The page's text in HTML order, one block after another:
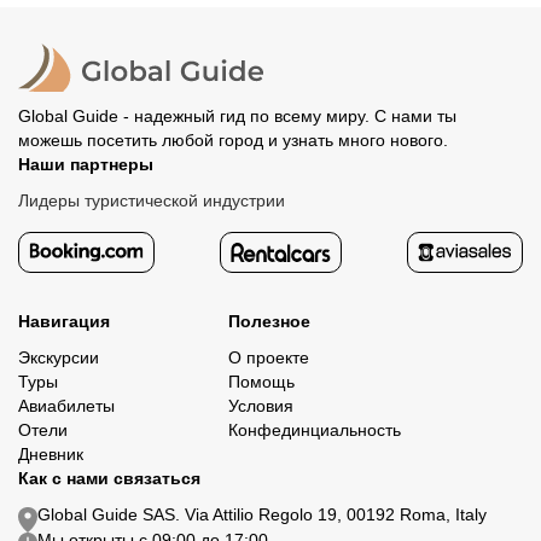
организатору напрямую не требуется.
Global Guide - надежный гид по всему миру. С нами ты
можешь посетить любой город и узнать много нового.
Наши партнеры
Лидеры туристической индустрии
Навигация
Экскурсии
Туры
Авиабилеты
Отели
Дневник
Полезное
О проекте
Помощь
Условия
Конфединциальность
Как с нами связаться
Global Guide SAS. Via Attilio Regolo 19, 00192 Roma, Italy